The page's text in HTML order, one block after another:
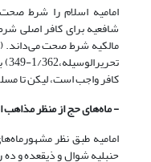
امامیه اسلام را شرط
شافعیه برای کافر اصلی
کافر واجب است، لیکن تا
- ماه‌های حج از منظر مذاهب
امامیه طبق نظر
حنبلیه شوال و ذیقعده و